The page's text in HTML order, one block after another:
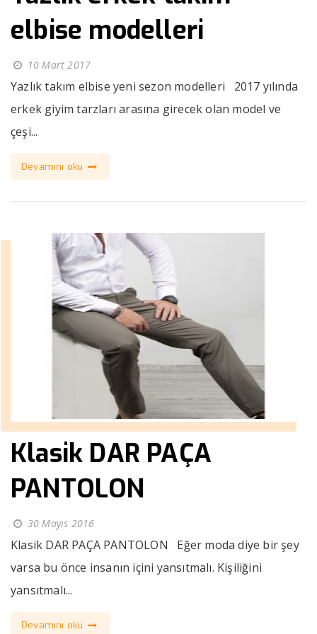
elbise modelleri
10 Mart 2017
Yazlık takım elbise yeni sezon modelleri 2017 yılında
erkek giyim tarzları arasına girecek olan model ve
çeşi...
Devamını oku
Klasik DAR PAÇA
PANTOLON
30 Mayıs 2016
Klasik DAR PAÇA PANTOLON Eğer moda diye bir şey
varsa bu önce insanın içini yansıtmalı. Kişiliğini
yansıtmalı...
Devamını oku